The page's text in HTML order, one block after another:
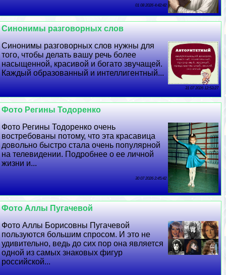
01 08 2026 4:42:42
Синонимы разговорных слов
Синонимы разговорных слов нужны для
того, чтобы делать вашу речь более
насыщенной, красивой и богато звучащей.
Каждый образованный и интеллигентный...
31 07 2026 12:53:27
Фото Регины Тодоренко
Фото Регины Тодоренко очень
востребованы потому, что эта красавица
довольно быстро стала очень популярной
на телевидении. Подробнее о ее личной
жизни и...
30 07 2026 2:45:42
Фото Аллы Пугачевой
Фото Аллы Борисовны Пугачевой
пользуются большим спросом. И это не
удивительно, ведь до сих пор она является
одной из самых знаковых фигур
российской...